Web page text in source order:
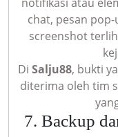
notifikasi atau
chat, pesan
screenshot
Di Salju88, bukti
diterima oleh tim
7. Backup